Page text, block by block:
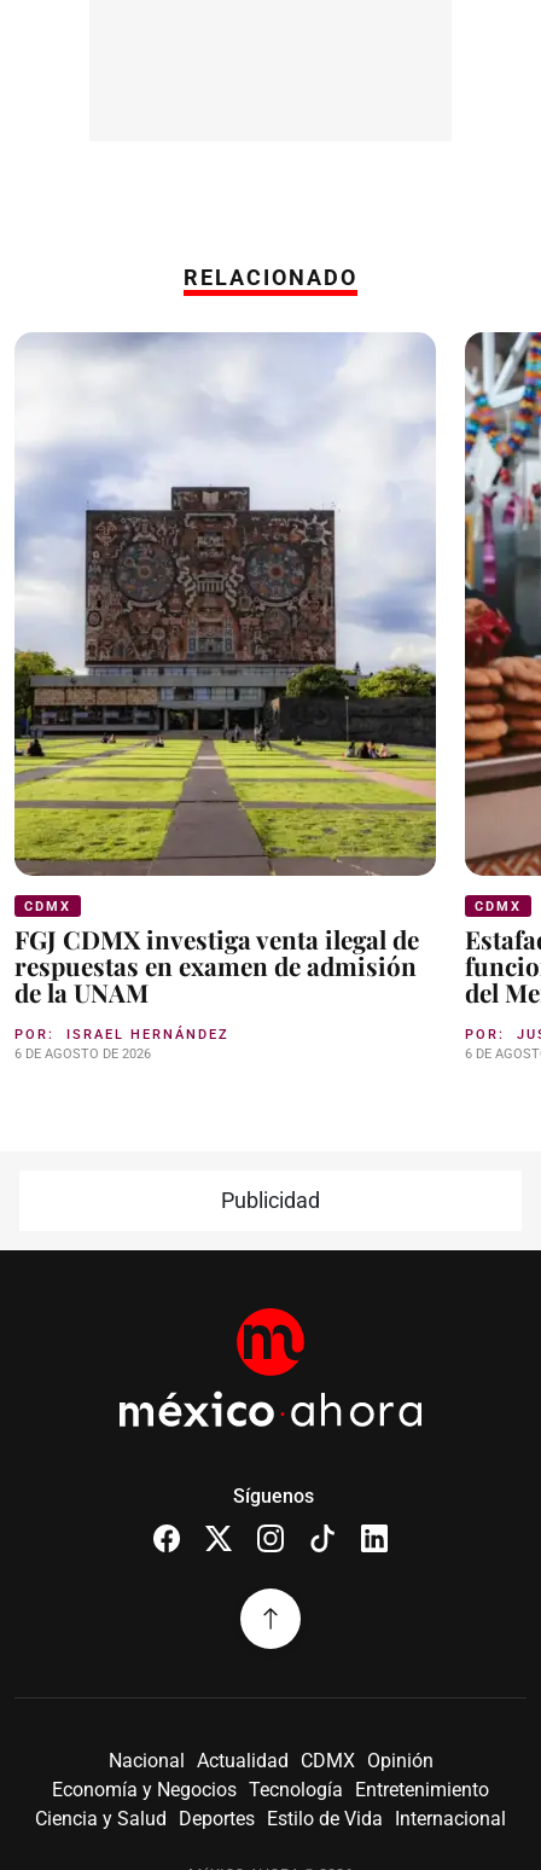
RELACIONADO
CDMX
FGJ CDMX investiga venta ilegal de
respuestas en examen de admisión
de la UNAM
POR: ISRAEL HERNÁNDEZ
6 DE AGOSTO DE 2026
CDMX
del
POR:
6 DE
Publicidad
Síguenos
Nacional Actualidad CDMX
Opinión
Economía y Negocios Tecnología
Entretenimiento
Ciencia y Salud
Deportes Estilo de Vida Internacional